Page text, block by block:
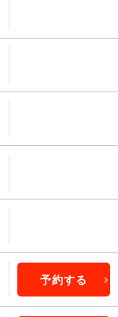
予約する